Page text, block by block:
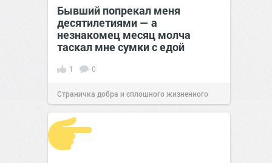
Бывший попрекал меня
десятилетиями — а
незнакомец месяц молча
таскал мне сумки с едой
1 0
Страничка добра и сплошного жизненного
позитива! 00:2807 авг 2026